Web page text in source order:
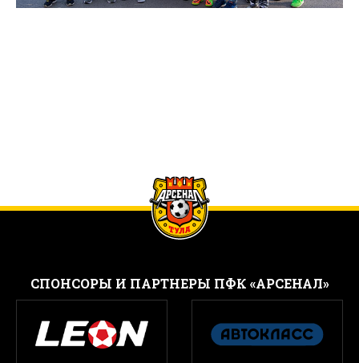
CПОНСОРЫ И ПАРТНЕРЫ ПФК «АРСЕНАЛ»